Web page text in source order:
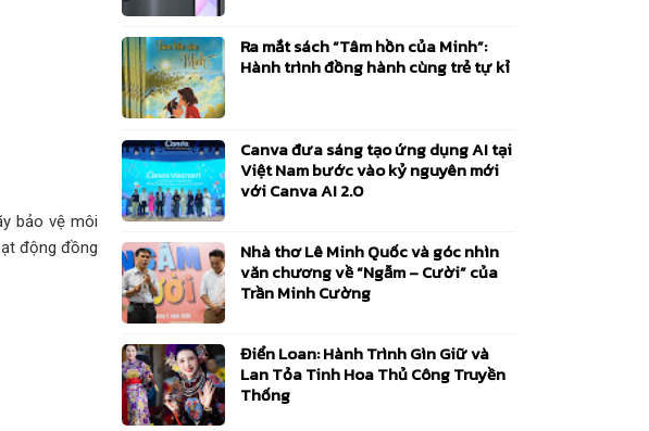
bảo vệ môi
động đồng
Ra mắt sách “Tâm hồn của Minh”:
Hành trình đồng hành cùng trẻ tự kỉ
Canva đưa sáng tạo ứng dụng AI tại
Việt Nam bước vào kỷ nguyên mới
với Canva AI 2.0
Nhà thơ Lê Minh Quốc và góc nhìn
văn chương về “Ngẫm – Cười” của
Trần Minh Cường
Điển Loan: Hành Trình Gìn Giữ và
Lan Tỏa Tinh Hoa Thủ Công Truyền
Thống